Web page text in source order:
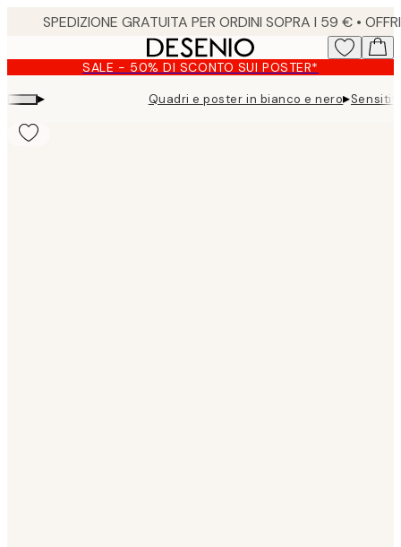
content.
SALE - 50% DI SCONTO SUI POSTER*
▸ Quadri e poster in bianco e nero▸